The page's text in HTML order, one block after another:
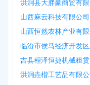
洪洞县大胖豪商贸有限
山西麻云科技有限公司
山西恒然农林产业有限
临汾市侯马经济开发
吉县程泽恒捷机械租赁
洪洞垚楷工艺品有限公